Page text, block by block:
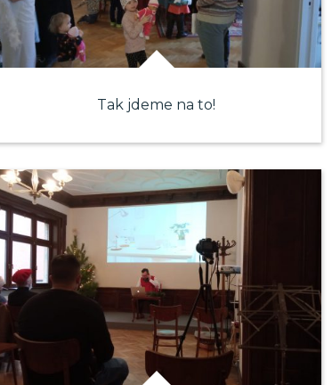
Tak jdeme na to!